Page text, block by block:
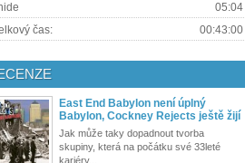
05:04
čas:
00:43:00
East End Babylon není úplný
Babylon, Cockney Rejects ještě žijí
Jak může taky dopadnout tvorba
skupiny, která na počátku své 33leté
kariéry...